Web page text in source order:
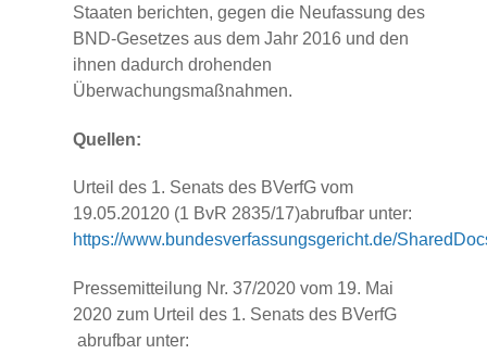
Staaten berichten, gegen die Neufassung des
BND-Gesetzes aus dem Jahr 2016 und den
ihnen dadurch drohenden
Überwachungsmaßnahmen.
Quellen:
Urteil des 1. Senats des BVerfG vom
19.05.20120 (1 BvR 2835/17)abrufbar unter:
https://www.bundesverfassungsgericht.de/
Pressemitteilung Nr. 37/2020 vom 19. Mai
2020 zum Urteil des 1. Senats des BVerfG
abrufbar unter: